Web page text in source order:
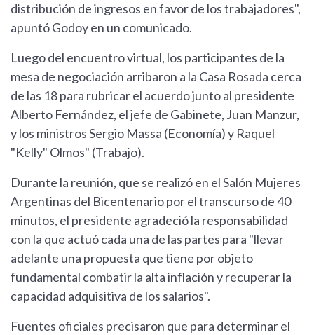
distribución de ingresos en favor de los trabajadores",
apuntó Godoy en un comunicado.
Luego del encuentro virtual, los participantes de la
mesa de negociación arribaron a la Casa Rosada cerca
de las 18 para rubricar el acuerdo junto al presidente
Alberto Fernández, el jefe de Gabinete, Juan Manzur,
y los ministros Sergio Massa (Economía) y Raquel
"Kelly" Olmos" (Trabajo).
Durante la reunión, que se realizó en el Salón Mujeres
Argentinas del Bicentenario por el transcurso de 40
minutos, el presidente agradeció la responsabilidad
con la que actuó cada una de las partes para "llevar
adelante una propuesta que tiene por objeto
fundamental combatir la alta inflación y recuperar la
capacidad adquisitiva de los salarios".
Fuentes oficiales precisaron que para determinar el